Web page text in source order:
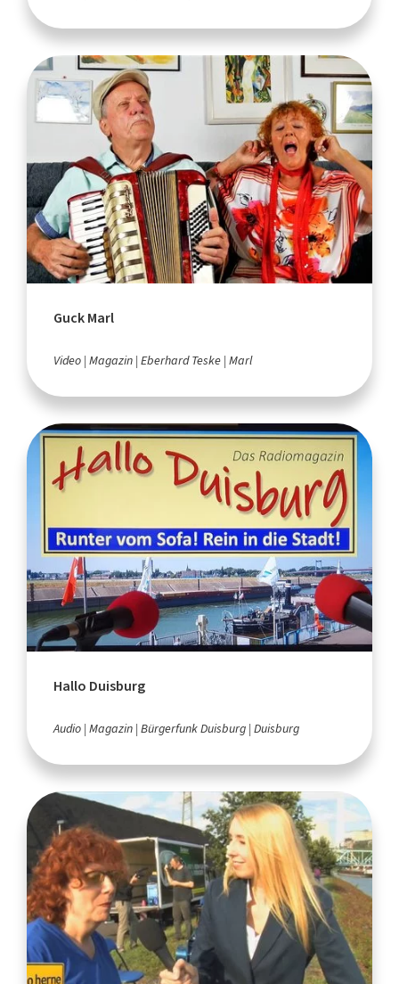
Guck Marl
Video Magazin Eberhard Teske Marl
Hallo Duisburg
Audio Magazin Bürgerfunk Duisburg Duisburg